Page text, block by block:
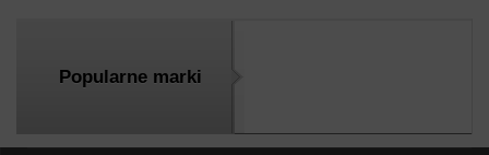
Popularne marki